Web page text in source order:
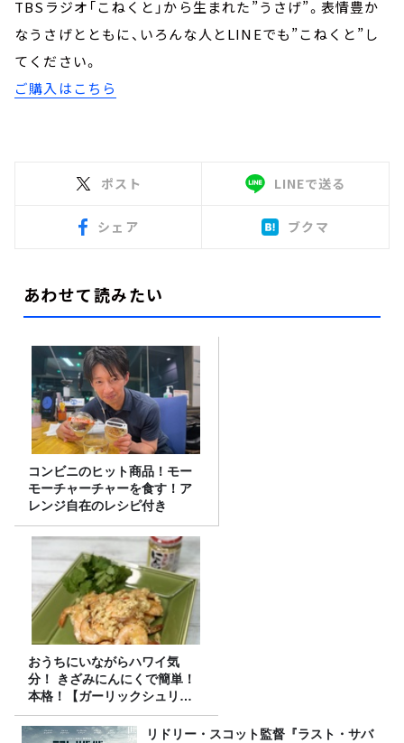
TBSラジオ「こねくと」から生まれた”うさげ”。表情豊か
なうさげとともに、いろんな人とLINEでも”こねくと”し
てください。
ご購入はこちら
ポスト LINEで送る
シェア ブクマ
あわせて読みたい
コンビニのヒット商品！モー
モーチャーチャーを食す！ア
レンジ自在のレシピ付き
おうちにいながらハワイ気
分！ きざみにんにくで簡単！
本格！【ガーリックシュリン
プ】 桃屋のかんたんレシピ
リドリー・スコット監督『ラスト・サバ